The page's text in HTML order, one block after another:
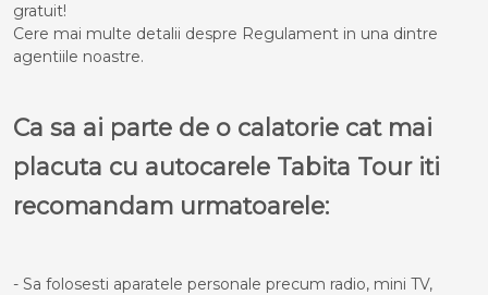
gratuit!
Cere mai multe detalii despre Regulament in una dintre
agentiile noastre.
Ca sa ai parte de o calatorie cat mai
placuta cu autocarele Tabita Tour iti
recomandam urmatoarele:
- Sa folosesti aparatele personale precum radio, mini TV,